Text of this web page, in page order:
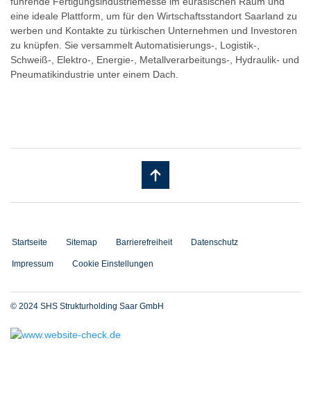
eine ideale Plattform, um für den Wirtschaftsstandort Saarland zu
werben und Kontakte zu türkischen Unternehmen und Investoren
zu knüpfen. Sie versammelt Automatisierungs-, Logistik-,
Schweiß-, Elektro-, Energie-, Metallverarbeitungs-, Hydraulik- und
Pneumatikindustrie unter einem Dach.
Startseite Sitemap Barrierefreiheit Datenschutz
Impressum Cookie Einstellungen
© 2024 SHS Strukturholding Saar GmbH